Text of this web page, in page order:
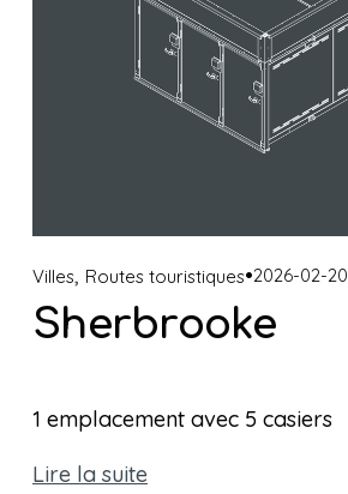
Villes, Routes touristiques 2026-02-20
Sherbrooke
1 emplacement avec 5 casiers
Lire la suite